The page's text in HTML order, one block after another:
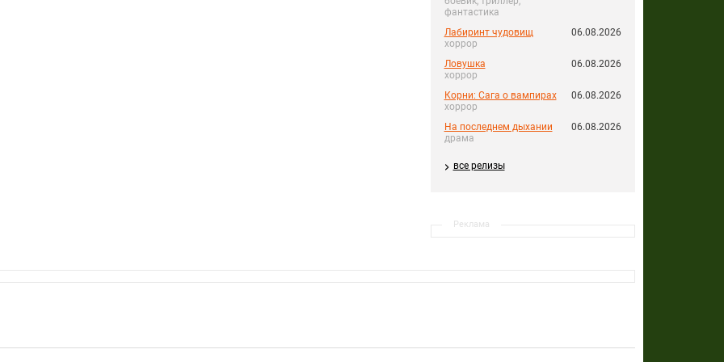
фантастика
Лабиринт чудовищ
хоррор
06.08.2026
Ловушка
хоррор
06.08.2026
Корни: Сага о вампирах
хоррор
06.08.2026
На последнем дыхании
драма
06.08.2026
все релизы
Реклама